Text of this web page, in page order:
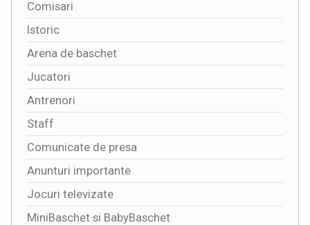
Comisari
Istoric
Arena de baschet
Jucatori
Antrenori
Staff
Comunicate de presa
Anunturi importante
Jocuri televizate
MiniBaschet si BabyBaschet